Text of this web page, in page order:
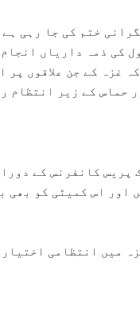
ختم کی جا رہی
کی ذمہ داریاں
غزہ کے جن علاقوں پر
حماس کے زیر انتظام
پریس کانفرنس کے
اس کمیٹی کو بھی
میں انتظامی